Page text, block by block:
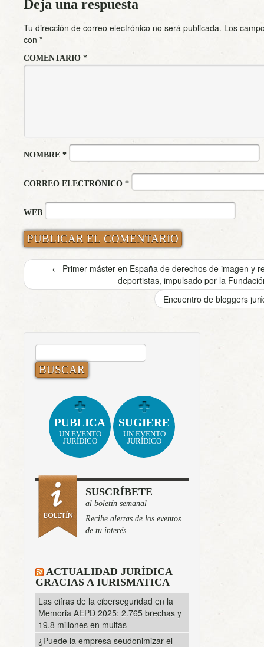
Deja una respuesta
Tu dirección de correo electrónico no será publicada. Los
con *
COMENTARIO *
NOMBRE *
CORREO ELECTRÓNICO *
WEB
← Primer máster en España de derechos de imagen y
deportistas, impulsado por la
Encuentro de bloggers
BUSCAR:
PUBLICA
UN EVENTO
JURÍDICO
SUGIERE
UN EVENTO
JURÍDICO
SUSCRÍBETE
al boletín semanal
Recibe alertas de los eventos
de tu interés
ACTUALIDAD JURÍDICA
GRACIAS A IURISMATICA
Las cifras de la ciberseguridad en la
Memoria AEPD 2025: 2.765 brechas y
19,8 millones en multas
¿Puede la empresa seudonimizar el